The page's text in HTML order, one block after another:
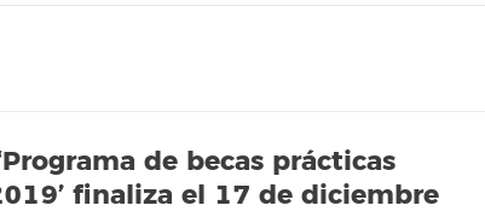
de becas prácticas
finaliza el 17 de diciembre